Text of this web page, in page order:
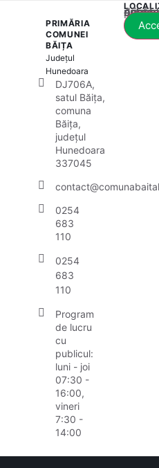
PRIMĂRIA
COMUNEI
BĂIȚA
Județul
Hunedoara
DJ706A,
satul Băița,
comuna
Băița,
județul
Hunedoara
337045
0254
683
110
0254
683
110
Program
de lucru
cu
publicul:
luni - joi
07:30 -
16:00,
vineri
7:30 -
14:00
Acest conținut este blocat până când acceptați categoria corespunzătoare de cookie-uri.